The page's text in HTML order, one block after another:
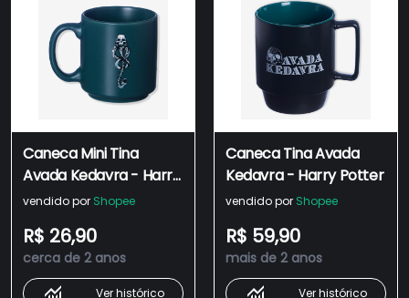
Caneca Mini Tina
Avada Kedavra - Harry
Potter
vendido por Shopee
R$ 26,90
cerca de 2 anos
Ver histórico
Caneca Tina Avada
Kedavra - Harry Potter
vendido por Shopee
R$ 59,90
mais de 2 anos
Ver histórico